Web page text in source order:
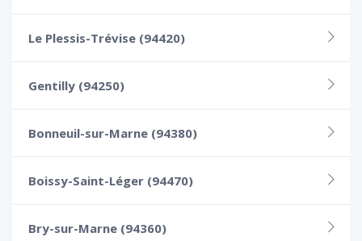
Le Plessis-Trévise (94420)
Gentilly (94250)
Bonneuil-sur-Marne (94380)
Boissy-Saint-Léger (94470)
Bry-sur-Marne (94360)